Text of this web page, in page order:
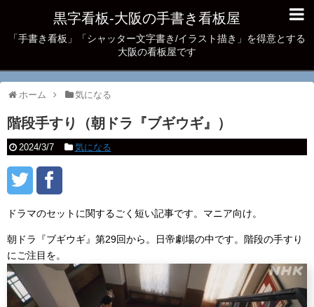
黒字看板‐大阪の手書き看板屋
「手書き看板」「シャッター文字書き/イラスト描き」を得意とする
大阪の看板屋です
ホーム 気になる
階段手すり（朝ドラ『ブギウギ』）
2024/3/7 気になる
ドラマのセットに関するごく短い記事です。マニア向け。
朝ドラ『ブギウギ』第29回から。日帝劇場の中です。階段の手すり
にご注目を。